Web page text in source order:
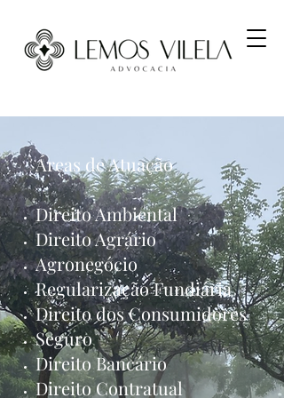
Áreas de Atuação
Direito Ambiental
Direito Agrário
Agronegócio
Regularização Fundiária
Direito dos Consumidores
Seguro
Direito Bancário
Direito Contratual